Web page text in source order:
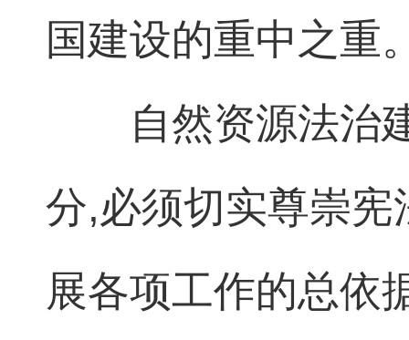
国建设的重中之重
自然资源法治
分,必须切实尊崇
展各项工作的总依